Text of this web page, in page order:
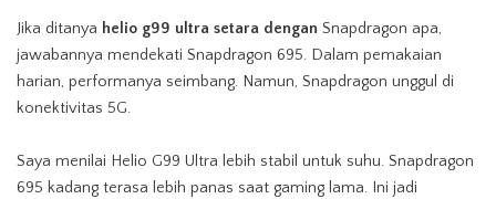
Jika ditanya helio g99 ultra setara dengan Snapdragon apa,
jawabannya mendekati Snapdragon 695. Dalam pemakaian
harian, performanya seimbang. Namun, Snapdragon unggul di
konektivitas 5G.
Saya menilai Helio G99 Ultra lebih stabil untuk suhu. Snapdragon
695 kadang terasa lebih panas saat gaming lama. Ini jadi